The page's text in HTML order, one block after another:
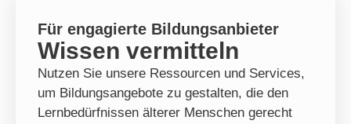
Für engagierte Bildungsanbieter
Wissen vermitteln
Nutzen Sie unsere Ressourcen und Services,
um Bildungsangebote zu gestalten, die den
Lernbedürfnissen älterer Menschen gerecht